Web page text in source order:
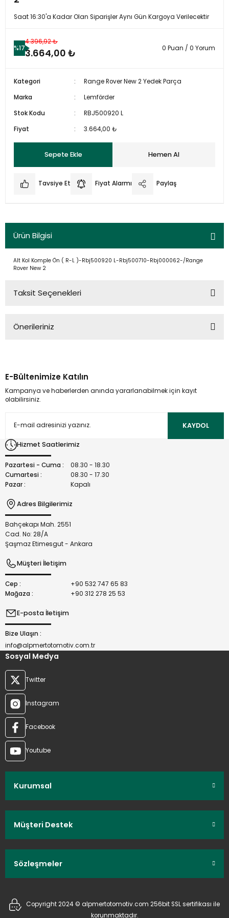
Saat 16:30'a Kadar Olan Siparişler Aynı Gün Kargoya Verilecektir
%17
4.396,92 ₺
3.664,00 ₺ 0 Puan / 0 Yorum
Kategori
Range Rover New 2 Yedek Parça
Marka
Lemförder
Stok Kodu
RBJ500920 L
Fiyat
3.664,00 ₺
Sepete Ekle Hemen Al
Tavsiye Et Fiyat Alarmı Paylaş
Ürün Bilgisi
Alt Kol Komple Ön ( R-L )-Rbj500920 L-Rbj500710-Rbj000062-/Range
Rover New 2
Taksit Seçenekleri
Önerileriniz
kullanarak tarafımıza iletebilirsiniz.
Görüş ve önerileriniz için teşekkür ederiz.
Ürün açıklamasında eksik bilgiler bulunuyor.
Bu ürüne benzer farklı alternatifler olmalı.
E-Bültenimize Katılın
Kampanya ve haberlerden anında yararlanabilmek için kayıt
olabilirsiniz.
KAYDOL
Hizmet Saatlerimiz
Pazartesi - Cuma :
08.30 - 18.30
Cumartesi :
08.30 - 17.30
Pazar :
Kapalı
Adres Bilgilerimiz
Bahçekapı Mah. 2551
Cad. No: 28/A
Şaşmaz Etimesgut - Ankara
Müşteri İletişim
Cep :
+90 532 747 65 83
Mağaza :
+90 312 278 25 53
E-posta İletişim
Bize Ulaşın :
info@alpmertotomotiv.com.tr
Sosyal Medya
Twitter
Instagram
Facebook
Youtube
Kurumsal
Müşteri Destek
Sözleşmeler
Copyright 2024 © alpmertotomotiv.com 256bit SSL sertifikası ile
korunmaktadır.